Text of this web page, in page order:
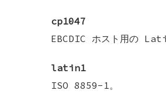
cp1047
EBCDIC ホスト用の
latin1
ISO 8859-1。